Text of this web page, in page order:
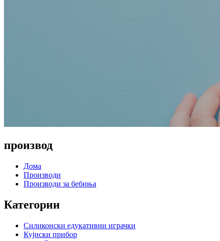
производ
Дома
Производи
Производи за бебиња
Категории
Силиконски едукативни играчки
Кујнски прибор